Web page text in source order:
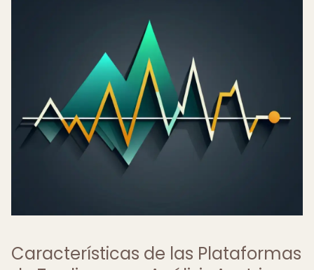
Características de las Plataformas